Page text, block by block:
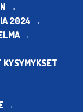
→
2024 →
→
KYSYMYKSET
→